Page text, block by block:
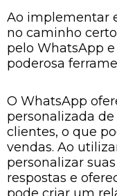
Ao implementar
no caminho
pelo WhatsApp
poderosa
O WhatsApp
personalizada
clientes, o que
vendas. Ao
personalizar
respostas e
pode criar um